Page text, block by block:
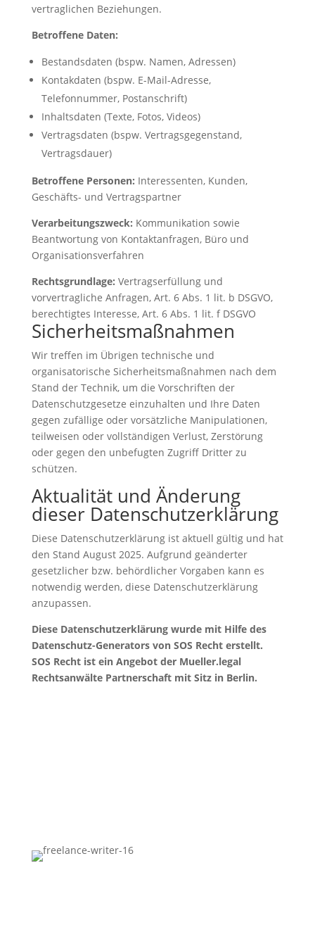
vertraglichen Beziehungen.
Betroffene Daten:
Bestandsdaten (bspw. Namen, Adressen)
Kontakdaten (bspw. E-Mail-Adresse,
Telefonnummer, Postanschrift)
Inhaltsdaten (Texte, Fotos, Videos)
Vertragsdaten (bspw. Vertragsgegenstand,
Vertragsdauer)
Betroffene Personen: Interessenten, Kunden,
Geschäfts- und Vertragspartner
Verarbeitungszweck: Kommunikation sowie
Beantwortung von Kontaktanfragen, Büro und
Organisationsverfahren
Rechtsgrundlage: Vertragserfüllung und
vorvertragliche Anfragen, Art. 6 Abs. 1 lit. b DSGVO,
berechtigtes Interesse, Art. 6 Abs. 1 lit. f DSGVO
Sicherheitsmaßnahmen
Wir treffen im Übrigen technische und
organisatorische Sicherheitsmaßnahmen nach dem
Stand der Technik, um die Vorschriften der
Datenschutzgesetze einzuhalten und Ihre Daten
gegen zufällige oder vorsätzliche Manipulationen,
teilweisen oder vollständigen Verlust, Zerstörung
oder gegen den unbefugten Zugriff Dritter zu
schützen.
Aktualität und Änderung
dieser Datenschutzerklärung
Diese Datenschutzerklärung ist aktuell gültig und hat
den Stand August 2025. Aufgrund geänderter
gesetzlicher bzw. behördlicher Vorgaben kann es
notwendig werden, diese Datenschutzerklärung
anzupassen.
Diese Datenschutzerklärung wurde mit Hilfe des
Datenschutz-Generators von SOS Recht erstellt.
SOS Recht ist ein Angebot der Mueller.legal
Rechtsanwälte Partnerschaft mit Sitz in Berlin.